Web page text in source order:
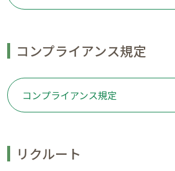
コンプライアンス規定
コンプライアンス規定
リクルート